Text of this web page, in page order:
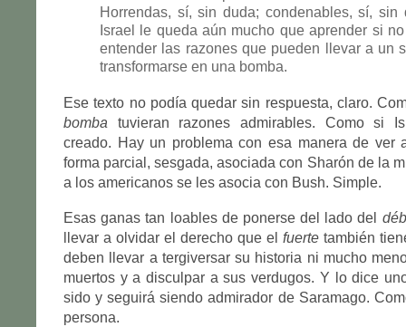
Horrendas, sí, sin duda; condenables, sí, sin
Israel le queda aún mucho que aprender si
entender las razones que pueden llevar a un
transformarse en una bomba.
Ese texto no podía quedar sin respuesta, claro.
bomba tuvieran razones admirables. Como si
creado. Hay un problema con esa manera de ver
forma parcial, sesgada, asociada con Sharón de la
a los americanos se les asocia con Bush. Simple.
Esas ganas tan loables de ponerse del lado del
llevar a olvidar el derecho que el fuerte también
deben llevar a tergiversar su historia ni mucho
muertos y a disculpar a sus verdugos. Y lo dice
sido y seguirá siendo admirador de Saramago.
persona.